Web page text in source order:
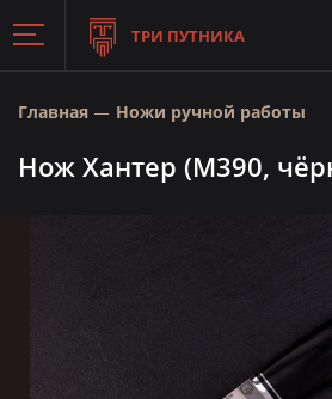
ТРИ ПУТНИКА
Главная Ножи ручной работы
Нож Хантер (М390,